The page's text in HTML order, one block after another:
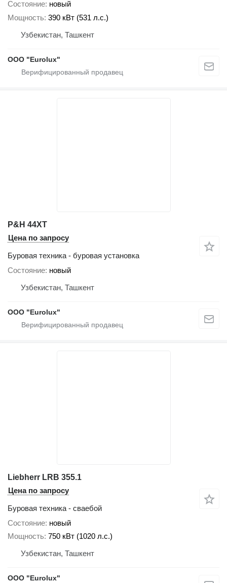
Состояние новый
Мощность 390 кВт (531 л.с.)
Узбекистан, Ташкент
ООО "Eurolux"
P&H 44XT
Цена по запросу
Буровая техника - буровая установка
Состояние новый
Узбекистан, Ташкент
ООО "Eurolux"
Liebherr LRB 355.1
Цена по запросу
Буровая техника - сваебой
Состояние новый
Мощность 750 кВт (1020 л.с.)
Узбекистан, Ташкент
ООО "Eurolux"